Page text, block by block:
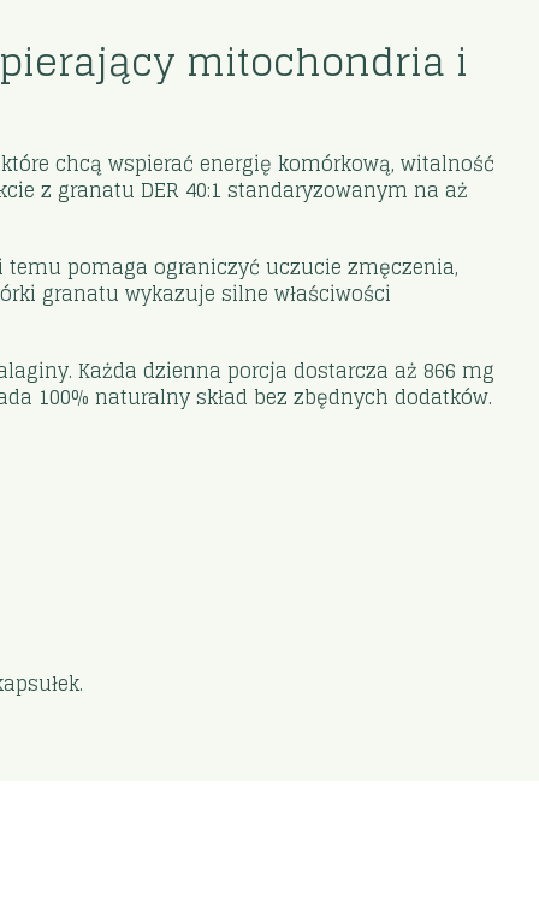
mitochondria i
chcą wspierać energię komórkową, witalność
z granatu DER 40:1 standaryzowanym na aż
pomaga ograniczyć uczucie zmęczenia,
granatu wykazuje silne właściwości
Każda dzienna porcja dostarcza aż 866 mg
100% naturalny skład bez zbędnych dodatków.